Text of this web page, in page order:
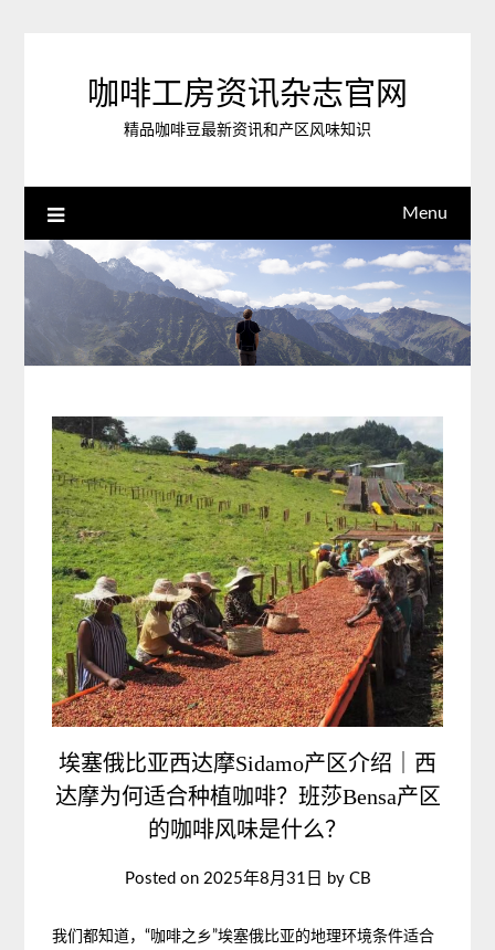
咖啡工房资讯杂志官网
精品咖啡豆最新资讯和产区风味知识
Menu
埃塞俄比亚西达摩Sidamo产区介绍｜西
达摩为何适合种植咖啡？班莎Bensa产区
的咖啡风味是什么？
Posted on 2025年8月31日 by CB
我们都知道，“咖啡之乡”埃塞俄比亚的地理环境条件适合